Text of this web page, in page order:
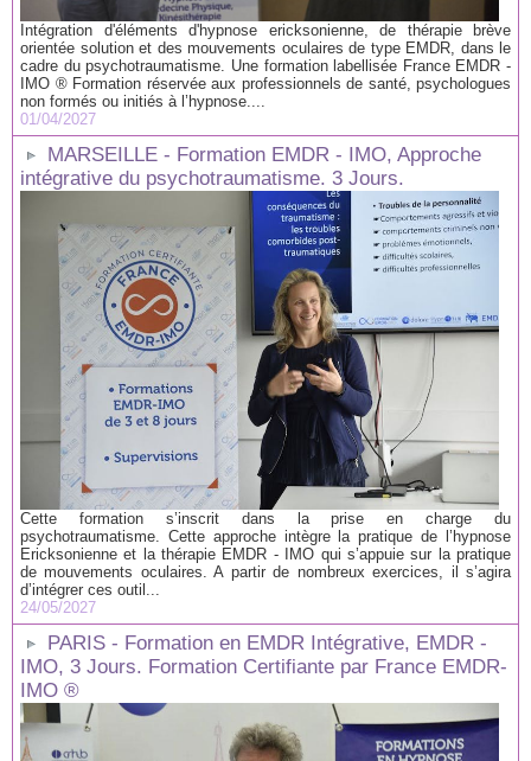
Intégration d'éléments d'hypnose ericksonienne, de thérapie brève
orientée solution et des mouvements oculaires de type EMDR, dans le
cadre du psychotraumatisme. Une formation labellisée France EMDR -
IMO ® Formation réservée aux professionnels de santé, psychologues
non formés ou initiés à l’hypnose....
01/04/2027
MARSEILLE - Formation EMDR - IMO, Approche
intégrative du psychotraumatisme. 3 Jours.
Cette formation s’inscrit dans la prise en charge du
psychotraumatisme. Cette approche intègre la pratique de l’hypnose
Ericksonienne et la thérapie EMDR - IMO qui s’appuie sur la pratique
de mouvements oculaires. A partir de nombreux exercices, il s’agira
d’intégrer ces outil...
24/05/2027
PARIS - Formation en EMDR Intégrative, EMDR -
IMO, 3 Jours. Formation Certifiante par France EMDR-
IMO ®